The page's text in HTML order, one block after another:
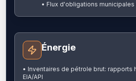
• Flux d'obligations
Énergie
• Inventaires de pétrole brut: rapports
EIA/API